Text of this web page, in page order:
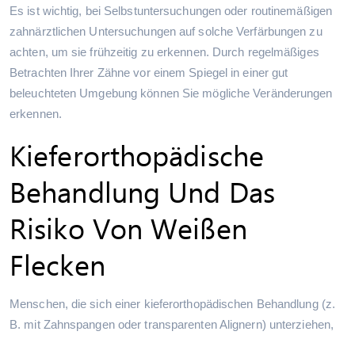
Es ist wichtig, bei Selbstuntersuchungen oder routinemäßigen
zahnärztlichen Untersuchungen auf solche Verfärbungen zu
achten, um sie frühzeitig zu erkennen. Durch regelmäßiges
Betrachten Ihrer Zähne vor einem Spiegel in einer gut
beleuchteten Umgebung können Sie mögliche Veränderungen
erkennen.
Kieferorthopädische
Behandlung Und Das
Risiko Von Weißen
Flecken
Menschen, die sich einer kieferorthopädischen Behandlung (z.
B. mit Zahnspangen oder transparenten Alignern) unterziehen,